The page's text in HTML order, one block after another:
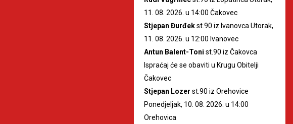
11. 08. 2026. u 14:00 Čakovec
Stjepan Đurđekst.90 iz Ivanovca Utorak,
11. 08. 2026. u 12:00 Ivanovec
Antun Balent-Toni st.90 iz Čakovca
Ispraćaj će se obaviti u Krugu Obitelji
Čakovec
Stjepan Lozer st.90 iz Orehovice
Ponedjeljak, 10. 08. 2026. u 14:00
Orehovica